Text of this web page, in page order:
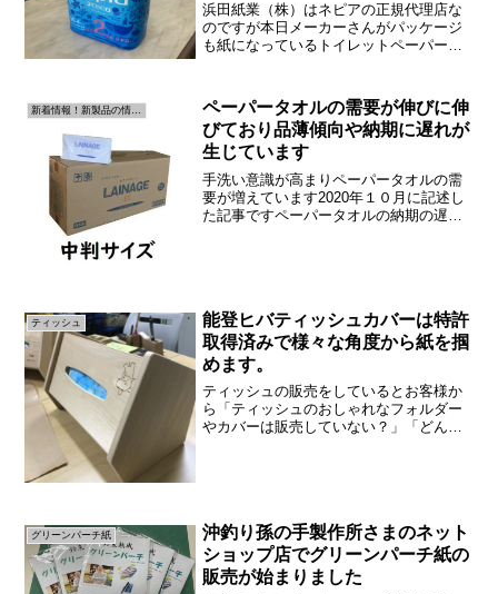
浜田紙業（株）はネピアの正規代理店な
のですが本日メーカーさんがパッケージ
も紙になっているトイレットペーパーを
みたのですが本当に紙なのです。パッケ
ージは青がベースになって...
新着情報！新製品の情報です！
ペーパータオルの需要が伸びに伸
びており品薄傾向や納期に遅れが
生じています
手洗い意識が高まりペーパータオルの需
要が増えています2020年１０月に記述し
た記事ですペーパータオルの納期の遅れ
ティッシュ
能登ヒバティッシュカバーは特許
取得済みで様々な角度から紙を掴
めます。
ティッシュの販売をしているとお客様か
ら「ティッシュのおしゃれなフォルダー
やカバーは販売していない？」「どんな
グリーンパーチ紙
沖釣り孫の手製作所さまのネット
ショップ店でグリーンパーチ紙の
販売が始まりました